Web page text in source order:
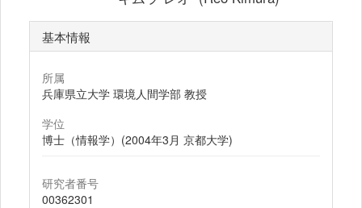
基本情報
所属
兵庫県立大学 環境人間学部 教授
学位
博士（情報学）(2004年3月 京都大学)
研究者番号
00362301